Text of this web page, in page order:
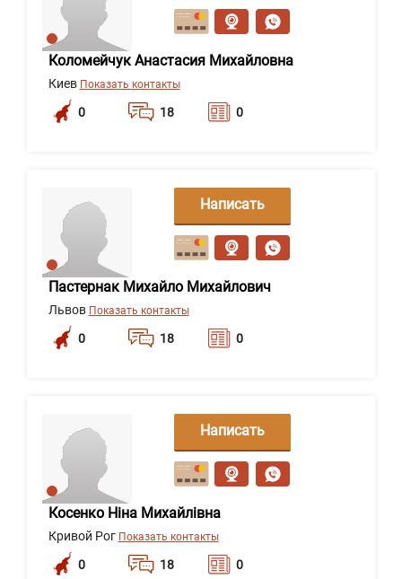
Коломейчук Анастасия Михайловна
Киев Показать контакты
0 18 0
сообщение
Пастернак Михайло Михайлович
Львов Показать контакты
0 18 0
Написать
сообщение
Косенко Ніна Михайлівна
Кривой Рог Показать контакты
0 18 0
Написать
сообщение